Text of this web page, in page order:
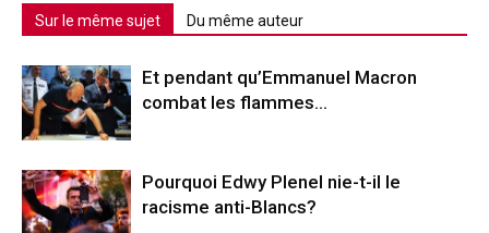
Sur le même sujet Du même auteur
Et pendant qu’Emmanuel Macron
combat les flammes…
Pourquoi Edwy Plenel nie-t-il le
racisme anti-Blancs?